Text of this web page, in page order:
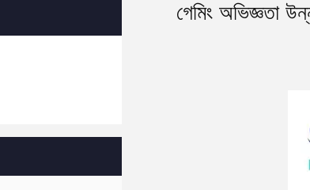
গেমিং অভিজ্ঞতা